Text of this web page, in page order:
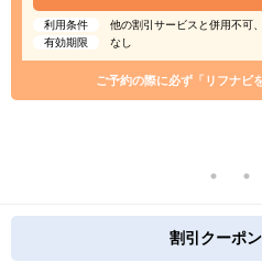
利用条件
他の割引サービスと併用不可
有効期限
なし
ご予約の際に必ず「リフナビ
割引クーポ